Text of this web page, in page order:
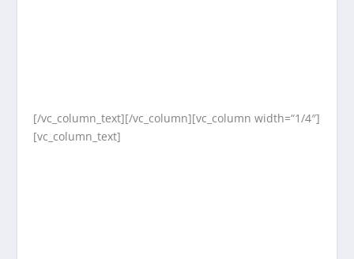
[/vc_column_text][/vc_column][vc_column width=“1/4″]
[vc_column_text]